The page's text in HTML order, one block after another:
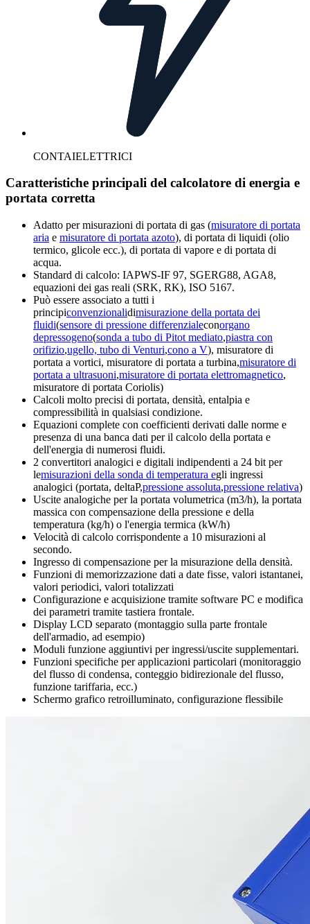
CONTAIELETTRICI
Caratteristiche principali del calcolatore di energia e
portata corretta
Adatto per misurazioni di portata di gas (misuratore di portata
aria e misuratore di portata azoto), di portata di liquidi (olio
termico, glicole ecc.), di portata di vapore e di portata di
acqua.
Standard di calcolo: IAPWS-IF 97, SGERG88, AGA8,
equazioni dei gas reali (SRK, RK), ISO 5167.
Può essere associato a tutti i
principiconvenzionalidimisurazione della portata dei
fluidi(sensore di pressione differenzialeconorgano
depressogeno(sonda a tubo di Pitot mediato,piastra con
orifizio,ugello, tubo di Venturi,cono a V), misuratore di
portata a vortici, misuratore di portata a turbina,misuratore di
portata a ultrasuoni,misuratore di portata elettromagnetico,
misuratore di portata Coriolis)
Calcoli molto precisi di portata, densità, entalpia e
compressibilità in qualsiasi condizione.
Equazioni complete con coefficienti derivati dalle norme e
presenza di una banca dati per il calcolo della portata e
dell'energia di numerosi fluidi.
2 convertitori analogici e digitali indipendenti a 24 bit per
lemisurazioni della sonda di temperatura egli ingressi
analogici (portata, deltaP,pressione assoluta,pressione relativa)
Uscite analogiche per la portata volumetrica (m3/h), la portata
massica con compensazione della pressione e della
temperatura (kg/h) o l'energia termica (kW/h)
Velocità di calcolo corrispondente a 10 misurazioni al
secondo.
Ingresso di compensazione per la misurazione della densità.
Funzioni di memorizzazione dati a date fisse, valori istantanei,
valori periodici, valori totalizzati
Configurazione e acquisizione tramite software PC e modifica
dei parametri tramite tastiera frontale.
Display LCD separato (montaggio sulla parte frontale
dell'armadio, ad esempio)
Moduli funzione aggiuntivi per ingressi/uscite supplementari.
Funzioni specifiche per applicazioni particolari (monitoraggio
del flusso di condensa, conteggio bidirezionale del flusso,
funzione tariffaria, ecc.)
Schermo grafico retroilluminato, configurazione flessibile